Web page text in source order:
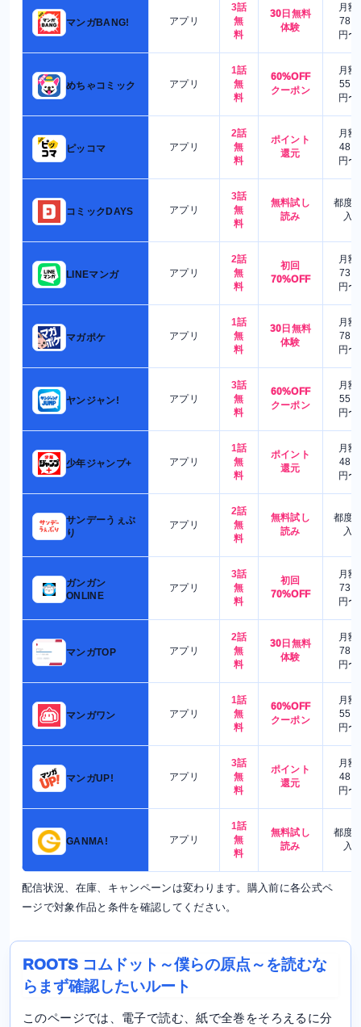
マンガBANG! アプリ
3話
無
料
30日無料
体験
月額
780
円〜
めちゃコミック アプリ
1話
無
料
60%OFF
クーポン
月額
550
円〜
ピッコマ アプリ
2話
無
料
ポイント
還元
月額
480
円〜
コミックDAYS アプリ
3話
無
料
無料試し
読み
都度
入
LINEマンガ アプリ
2話
無
料
初回
70%OFF
月額
730
円〜
マガポケ アプリ
1話
無
料
30日無料
体験
月額
780
円〜
ヤンジャン! アプリ
3話
無
料
60%OFF
クーポン
月額
550
円〜
少年ジャンプ+ アプリ
1話
無
料
ポイント
還元
月額
480
円〜
サンデーうぇぶ
り
アプリ
2話
無
料
無料試し
読み
都度
入
ガンガン
ONLINE
アプリ
3話
無
料
初回
70%OFF
月額
730
円〜
マンガTOP アプリ
2話
無
料
30日無料
体験
月額
780
円〜
マンガワン アプリ
1話
無
料
60%OFF
クーポン
月額
550
円〜
マンガUP! アプリ
3話
無
料
ポイント
還元
月額
480
円〜
GANMA! アプリ
1話
無
料
無料試し
読み
都度
入
配信状況、在庫、キャンペーンは変わります。購入前に各公式ペ
ージで対象作品と条件を確認してください。
ROOTS コムドット～僕らの原点～を読むな
らまず確認したいルート
このページでは、電子で読む、紙で全巻をそろえるに分